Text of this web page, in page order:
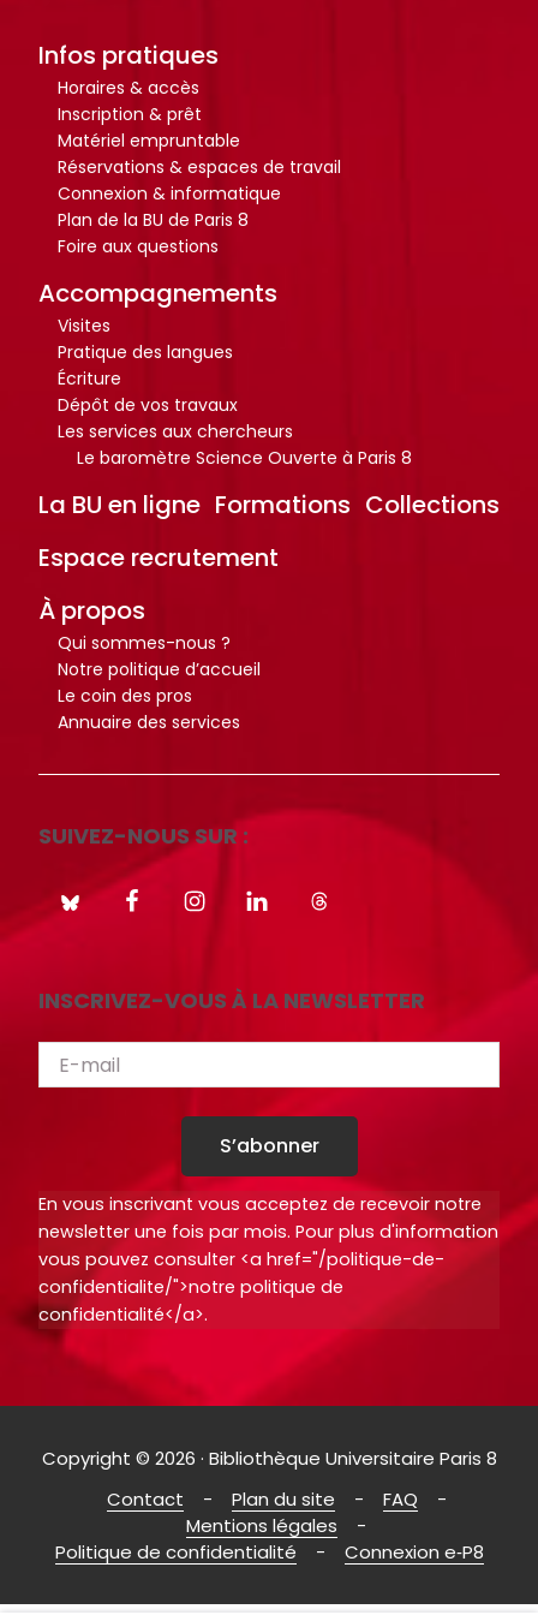
Infos pratiques
Horaires & accès
Inscription & prêt
Matériel empruntable
Réservations & espaces de travail
Connexion & informatique
Plan de la BU de Paris 8
Foire aux questions
Accompagnements
Visites
Pratique des langues
Écriture
Dépôt de vos travaux
Les services aux chercheurs
Le baromètre Science Ouverte à Paris 8
La BU en ligne Formations Collections
Espace recrutement
À propos
Qui sommes-nous ?
Notre politique d’accueil
Le coin des pros
Annuaire des services
SUIVEZ-NOUS SUR :
INSCRIVEZ-VOUS À LA NEWSLETTER
S’abonner
En vous inscrivant vous acceptez de recevoir notre
newsletter une fois par mois. Pour plus d'information
vous pouvez consulter <a href="/politique-de-
confidentialite/">notre politique de
confidentialité</a>.
Copyright © 2026 · Bibliothèque Universitaire Paris 8
Contact
Plan du site
FAQ
Mentions légales
Politique de confidentialité
Connexion e‑P8